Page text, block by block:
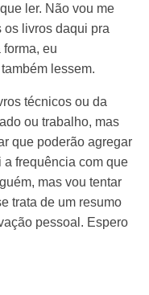
ler. Não vou me
os livros daqui pra
eu
lessem.
técnicos ou da
ou trabalho, mas
que poderão agregar
a frequência com que
mas vou tentar
trata de um resumo
pessoal. Espero